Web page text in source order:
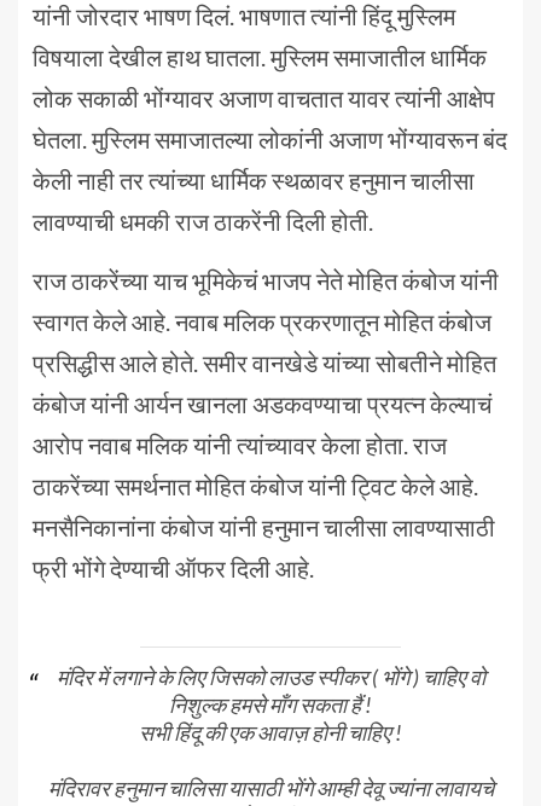
यांनी जोरदार भाषण दिलं. भाषणात त्यांनी हिंदू मुस्लिम
विषयाला देखील हाथ घातला. मुस्लिम समाजातील धार्मिक
लोक सकाळी भोंग्यावर अजाण वाचतात यावर त्यांनी आक्षेप
घेतला. मुस्लिम समाजातल्या लोकांनी अजाण भोंग्यावरून बंद
केली नाही तर त्यांच्या धार्मिक स्थळावर हनुमान चालीसा
लावण्याची धमकी राज ठाकरेंनी दिली होती.
राज ठाकरेंच्या याच भूमिकेचं भाजप नेते मोहित कंबोज यांनी
स्वागत केले आहे. नवाब मलिक प्रकरणातून मोहित कंबोज
प्रसिद्धीस आले होते. समीर वानखेडे यांच्या सोबतीने मोहित
कंबोज यांनी आर्यन खानला अडकवण्याचा प्रयत्न केल्याचं
आरोप नवाब मलिक यांनी त्यांच्यावर केला होता. राज
ठाकरेंच्या समर्थनात मोहित कंबोज यांनी ट्विट केले आहे.
मनसैनिकानांना कंबोज यांनी हनुमान चालीसा लावण्यासाठी
फ्री भोंगे देण्याची ऑफर दिली आहे.
मंदिर में लगाने के लिए जिसको लाउड स्पीकर ( भोंगे ) चाहिए वो
निशुल्क हमसे माँग सकता हैं !
सभी हिंदू की एक आवाज़ होनी चाहिए !
मंदिरावर हनुमान चालिसा यासाठी भोंगे आम्ही देवू ज्यांना लावायचे